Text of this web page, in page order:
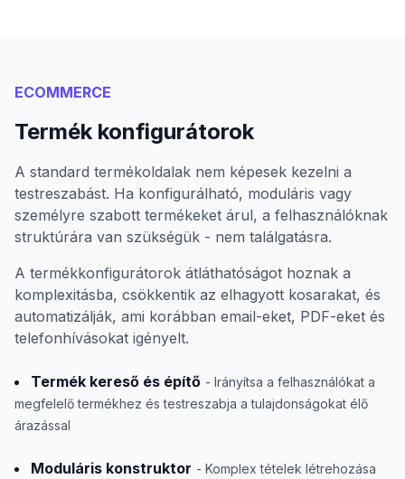
ECOMMERCE
Termék konfigurátorok
A standard termékoldalak nem képesek kezelni a
testreszabást. Ha konfigurálható, moduláris vagy
személyre szabott termékeket árul, a felhasználóknak
struktúrára van szükségük - nem találgatásra.
A termékkonfigurátorok átláthatóságot hoznak a
komplexitásba, csökkentik az elhagyott kosarakat, és
automatizálják, ami korábban email-eket, PDF-eket és
telefonhívásokat igényelt.
Termék kereső és építő - Irányítsa a felhasználókat a
megfelelő termékhez és testreszabja a tulajdonságokat élő
árazással
Moduláris konstruktor - Komplex tételek létrehozása